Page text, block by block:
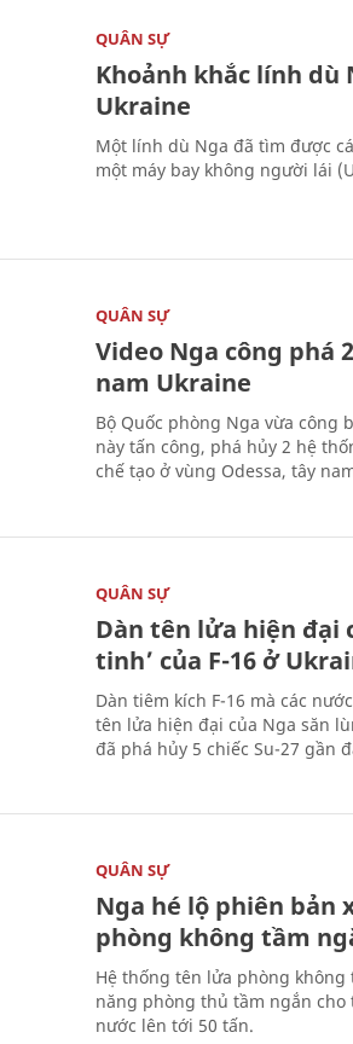
QUÂN SỰ
Khoảnh khắc lính dù
Ukraine
Một lính dù Nga đã tìm được
một máy bay không người lái
QUÂN SỰ
Video Nga công phá
nam Ukraine
Bộ Quốc phòng Nga vừa công
này tấn công, phá hủy 2 hệ
chế tạo ở vùng Odessa, tây
QUÂN SỰ
Dàn tên lửa hiện đại
tinh’ của F-16 ở
Dàn tiêm kích F-16 mà các
tên lửa hiện đại của Nga săn
đã phá hủy 5 chiếc Su-27 gần
QUÂN SỰ
Nga hé lộ phiên bản
phòng không tầm
Hệ thống tên lửa phòng không
năng phòng thủ tầm ngắn
nước lên tới 50 tấn.